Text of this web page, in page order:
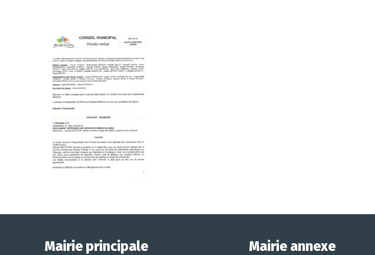
Mairie principale Mairie annexe